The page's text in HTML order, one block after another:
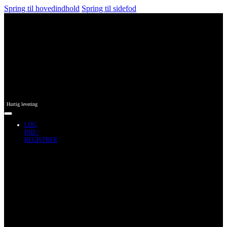
Spring til hovedindhold Spring til sidefod
Hurtig levering
LOG
IND /
REGISTRER